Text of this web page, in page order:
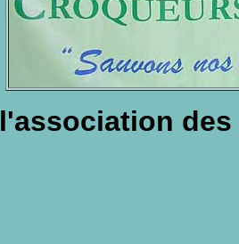
l'association des